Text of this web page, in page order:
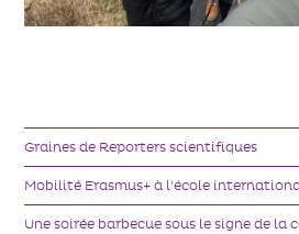
Graines de Reporters scientifiques
Mobilité Erasmus+ à l'école
Une soirée barbecue sous le signe de la